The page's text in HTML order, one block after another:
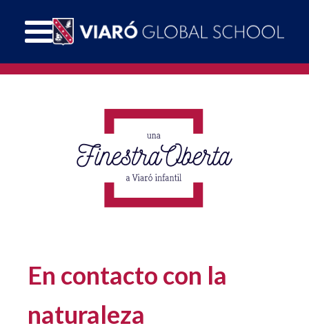
En contacto con la
naturaleza